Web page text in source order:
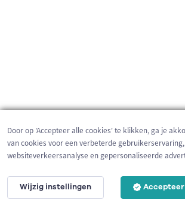
10 km
Door op 'Accepteer alle cookies' te klikken, ga je
van cookies voor een verbeterde gebruikerservaring,
websiteverkeersanalyse en gepersonaliseerde
Wijzig instellingen